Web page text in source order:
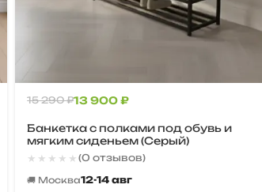
Банкетка с полками под обувь и
мягким сиденьем (Серый)
15 290₽13 900₽
★★★★★
★★★★★(0 отзывов)
🚚 Москва12-14 авг